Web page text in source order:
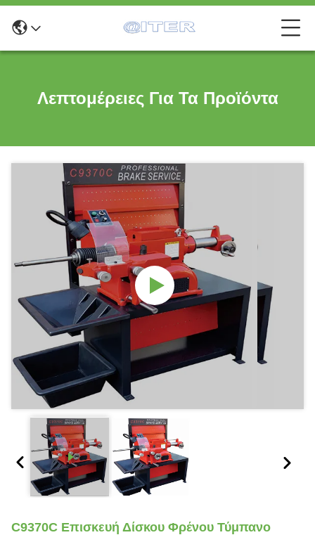
Λεπτομέρειες Για Τα Προϊόντα
C9370C Επισκευή Δίσκου Φρένου Τύμπανο